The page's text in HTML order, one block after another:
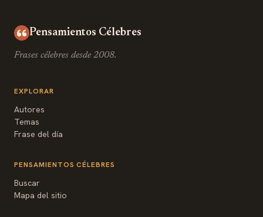
Pensamientos Célebres
Frases célebres desde 2008.
EXPLORAR
Autores
Temas
Frase del día
PENSAMIENTOS CÉLEBRES
Buscar
Mapa del sitio